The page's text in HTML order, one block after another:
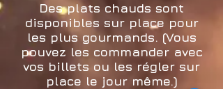
Des plats chauds sont
disponibles sur place pour
les plus gourmands. (Vous
pouvez les commander avec
vos billets ou les régler sur
place le jour même.)